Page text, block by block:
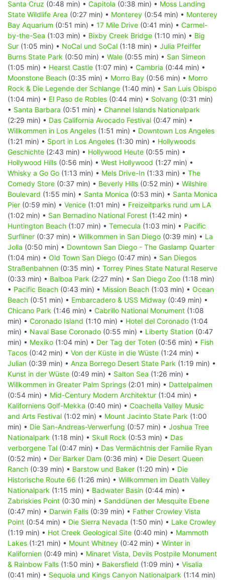
Santa Cruz (0:48 min) • Capitola (0:38 min) • Moss Landing
State Wildlife Area (0:27 min) • Monterey (0:54 min) • Monterey
Bay Aquarium (0:51 min) • 17 Mile Drive (0:41 min) • Carmel-
by-the-Sea (1:03 min) • Bixby Creek Bridge (1:10 min) • Big
Sur (1:05 min) • NoCal und SoCal (1:18 min) • Julia Pfeiffer
Burns State Park (0:50 min) • Wale (0:55 min) • San Simeon
(1:05 min) • Hearst Castle (1:07 min) • Cambria (0:44 min) •
Moonstone Beach (0:35 min) • Morro Bay (0:56 min) • Morro
Rock & Die Legende der Schlange (1:40 min) • San Luis Obispo
(1:04 min) • El Paso de Robles (0:44 min) • Solvang (0:31 min)
• Santa Barbara (0:51 min) • Channel Islands Nationalpark
(2:29 min) • Das California Avocado Festival (0:47 min) •
Willkommen in Los Angeles (1:51 min) • Downtown Los Angeles
(1:21 min) • Sport in Los Angeles (1:30 min) • Hollywoods
Geschichte (2:43 min) • Hollywood Heute (0:55 min) •
Hollywood Hills (0:56 min) • West Hollywood (1:27 min) •
Whisky a Go Go (1:13 min) • Mels Drive-In (1:33 min) • The
Comedy Store (0:37 min) • Beverly Hills (0:52 min) • Wilshire
Boulevard (1:55 min) • Santa Monica (0:53 min) • Santa Monica
Pier (0:59 min) • Venice (1:01 min) • Freizeitparks rund um LA
(1:02 min) • San Bernadino National Forest (1:42 min) •
Huntington Beach (1:07 min) • Temecula (1:03 min) • Pacific
Surfliner (0:37 min) • Willkommen in San Diego (0:39 min) • La
Jolla (0:50 min) • Downtown San Diego - The Gaslamp Quarter
(1:04 min) • Old Town San Diego (0:47 min) • San Diegos
Straßenbahnen (0:35 min) • Torrey Pines State Natural Reserve
(0:33 min) • Balboa Park (2:27 min) • San Diego Zoo (1:18 min)
• Pacific Beach (0:43 min) • Mission Beach (1:03 min) • Ocean
Beach (0:51 min) • Embarcadero & USS Midway (0:49 min) •
Chicano Park (1:46 min) • Cabrillo National Monument (1:08
min) • Coronado Island (1:10 min) • Hotel del Coronado (1:04
min) • Naval Base Coronado (0:55 min) • Liberty Station (0:47
min) • Mexiko (1:04 min) • Der Tag der Toten (0:56 min) • Fish
Tacos (0:42 min) • Von der Küste in die Wüste (1:24 min) •
Julian (0:39 min) • Anza Borrego Desert State Park (1:19 min) •
Kunst in der Wüste (0:49 min) • Salton Sea (1:26 min) •
Willkommen in Greater Palm Springs (2:01 min) • Dattelpalmen
(0:54 min) • Mid-Century Modern Architektur (1:04 min) •
Kaliforniens Golf-Mekka (0:40 min) • Coachella Valley Music
and Arts Festival (1:02 min) • Mount Jacinto State Park (1:00
min) • Die San-Andreas-Verwerfung (0:57 min) • Joshua Tree
Nationalpark (1:18 min) • Skull Rock (0:53 min) • Das
verborgene Tal (0:47 min) • Das Vermächtnis der Familie Ryan
(0:52 min) • Der Barker Dam (0:36 min) • Die Desert Queen
Ranch (0:39 min) • Barstow und Baker (1:20 min) • Die
Historische Route 66 (1:26 min) • Willkommen im Death Valley
Nationalpark (1:15 min) • Badwater Basin (0:44 min) •
Zabriskies Point (0:30 min) • Sanddünen der Mesquite Ebene
(0:47 min) • Darwin Falls (0:39 min) • Father Crowley Vista
Point (0:54 min) • Die Sierra Nevada (1:50 min) • Lake Crowley
(1:19 min) • Hot Creek Geological Site (0:40 min) • Mammoth
Lakes (1:21 min) • Mount Whitney (0:42 min) • Winter in
Kalifornien (0:49 min) • Minaret Vista, Devils Postpile Monument
& Rainbow Falls (1:50 min) • Bakersfield (1:09 min) • Visalia
(0:41 min) • Sequoia und Kings Canyon Nationalpark (1:14 min)